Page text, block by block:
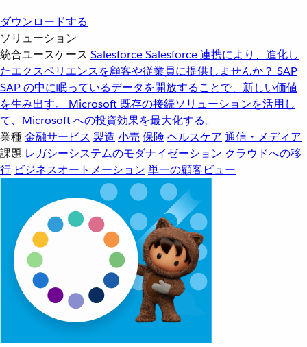
ダウンロードする
ソリューション
統合ユースケース SalesforceSalesforce 連携により、進化し
たエクスペリエンスを顧客や従業員に提供しませんか？ SAP
SAP の中に眠っているデータを開放することで、新しい価値
を生み出す。
Microsoft 既存の接続ソリューションを活用し
て、Microsoft への投資効果を最大化する。
業種金融サービス 製造 小売 保険 ヘルスケア 通信・メディア
課題 レガシーシステムのモダナイゼーション クラウドへの移
行 ビジネスオートメーション 単一の顧客ビュー